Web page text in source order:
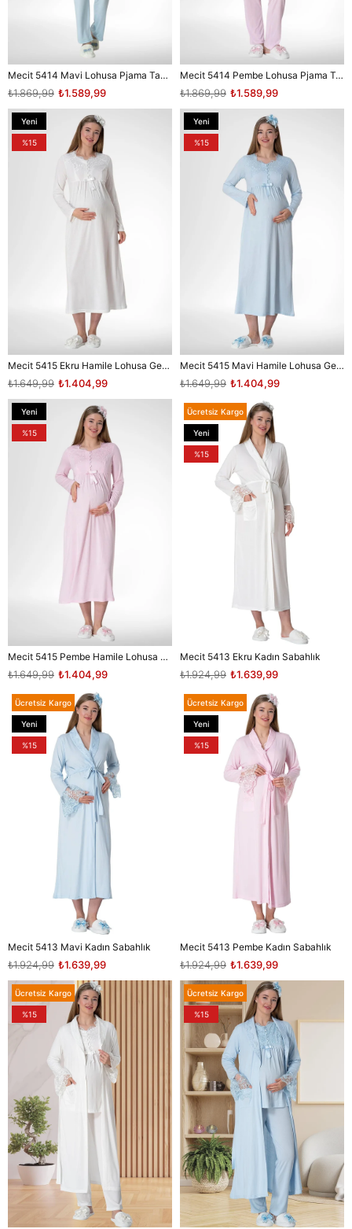
Mecit 5414 Mavi Lohusa Pjama Takımı
₺1.589,99
₺1.869,99
Mecit 5414 Pembe Lohusa Pjama Takımı
₺1.589,99
₺1.869,99
Mecit 5415 Ekru Hamile Lohusa Gecelik
₺1.404,99
₺1.649,99
Yeni
Ürün
%15
Mecit 5415 Mavi Hamile Lohusa Gecelik
₺1.404,99
₺1.649,99
Yeni
Ürün
%15
Mecit 5415 Pembe Hamile Lohusa Gecelik
₺1.404,99
₺1.649,99
Yeni
Ürün
%15
Mecit 5413 Ekru Kadın Sabahlık
₺1.639,99
₺1.924,99
Ücretsiz Kargo
Yeni
Ürün
%15
Mecit 5413 Mavi Kadın Sabahlık
₺1.639,99
₺1.924,99
Ücretsiz Kargo
Yeni
Ürün
%15
Mecit 5413 Pembe Kadın Sabahlık
₺1.639,99
₺1.924,99
Ücretsiz Kargo
Yeni
Ürün
%15
Ücretsiz Kargo
%15
Ücretsiz Kargo
%15